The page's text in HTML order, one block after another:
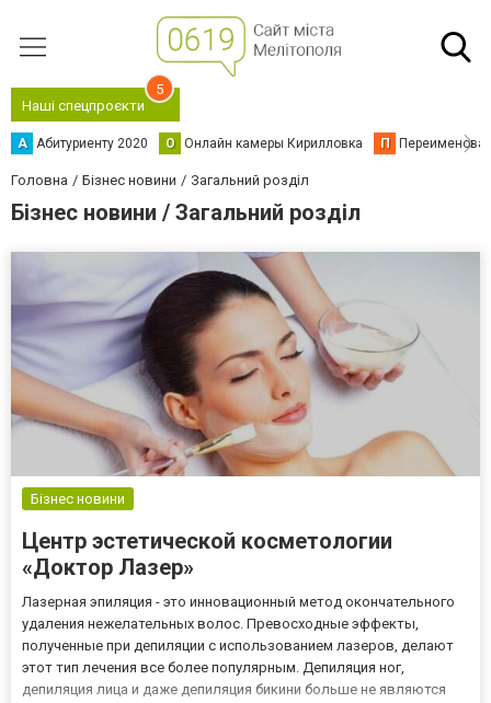
Наші спецпроєкти
5
А Абитуриенту 2020 О Онлайн камеры Кирилловка П
Головна Бізнес новини Загальний розділ
Бізнес новини / Загальний розділ
Бізнес новини
Центр эстетической косметологии
«Доктор Лазер»
Лазерная эпиляция - это инновационный метод окончательного
удаления нежелательных волос. Превосходные эффекты,
полученные при депиляции с использованием лазеров, делают
этот тип лечения все более популярным. Депиляция ног,
депиляция лица и даже депиляция бикини больше не являются